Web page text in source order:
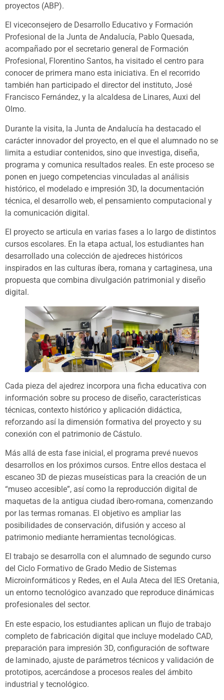
proyectos (ABP).
El viceconsejero de Desarrollo Educativo y Formación
Profesional de la Junta de Andalucía, Pablo Quesada,
acompañado por el secretario general de Formación
Profesional, Florentino Santos, ha visitado el centro para
conocer de primera mano esta iniciativa. En el recorrido
también han participado el director del instituto, José
Francisco Fernández, y la alcaldesa de Linares, Auxi del
Olmo.
Durante la visita, la Junta de Andalucía ha destacado el
carácter innovador del proyecto, en el que el alumnado no se
limita a estudiar contenidos, sino que investiga, diseña,
programa y comunica resultados reales. En este proceso se
ponen en juego competencias vinculadas al análisis
histórico, el modelado e impresión 3D, la documentación
técnica, el desarrollo web, el pensamiento computacional y
la comunicación digital.
El proyecto se articula en varias fases a lo largo de distintos
cursos escolares. En la etapa actual, los estudiantes han
desarrollado una colección de ajedreces históricos
inspirados en las culturas íbera, romana y cartaginesa, una
propuesta que combina divulgación patrimonial y diseño
digital.
Cada pieza del ajedrez incorpora una ficha educativa con
información sobre su proceso de diseño, características
técnicas, contexto histórico y aplicación didáctica,
reforzando así la dimensión formativa del proyecto y su
conexión con el patrimonio de Cástulo.
Más allá de esta fase inicial, el programa prevé nuevos
desarrollos en los próximos cursos. Entre ellos destaca el
escaneo 3D de piezas museísticas para la creación de un
“museo accesible”, así como la reproducción digital de
maquetas de la antigua ciudad íbero-romana, comenzando
por las termas romanas. El objetivo es ampliar las
posibilidades de conservación, difusión y acceso al
patrimonio mediante herramientas tecnológicas.
El trabajo se desarrolla con el alumnado de segundo curso
del Ciclo Formativo de Grado Medio de Sistemas
Microinformáticos y Redes, en el Aula Ateca del IES Oretania,
un entorno tecnológico avanzado que reproduce dinámicas
profesionales del sector.
En este espacio, los estudiantes aplican un flujo de trabajo
completo de fabricación digital que incluye modelado CAD,
preparación para impresión 3D, configuración de software
de laminado, ajuste de parámetros técnicos y validación de
prototipos, acercándose a procesos reales del ámbito
industrial y tecnológico.